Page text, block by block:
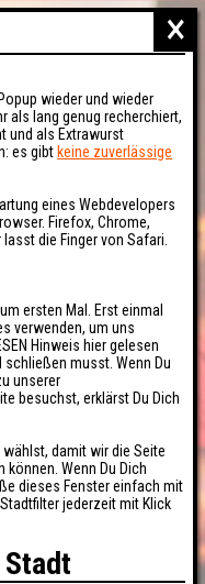
×
wieder und wieder
als lang genug recherchiert,
und als Extrawurst
es gibt keine zuverlässige
eines Webdevelopers
Firefox, Chrome,
die Finger von Safari.
ersten Mal. Erst einmal
verwenden, um uns
Hinweis hier gelesen
musst. Wenn Du
unserer
besuchst, erklärst Du Dich
wählst, damit wir die Seite
Wenn Du Dich
dieses Fenster einfach mit
jederzeit mit Klick
Stadt